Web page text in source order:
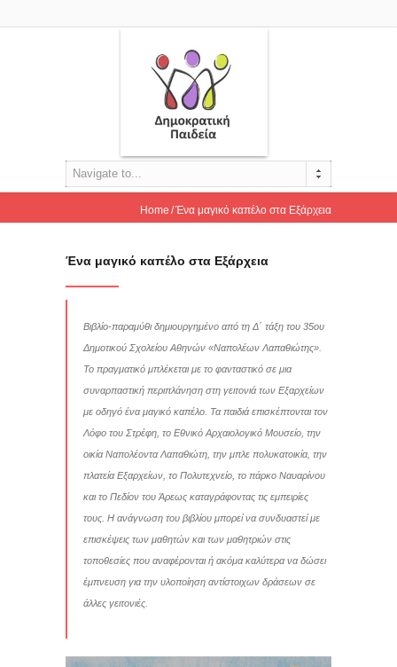
Navigate to...
Home Ένα μαγικό καπέλο στα Εξάρχεια
Ένα μαγικό καπέλο στα Εξάρχεια
Βιβλίο-παραμύθι δημιουργημένο από τη Δ΄ τάξη του 35ου
Δημοτικού Σχολείου Αθηνών «Ναπολέων Λαπαθιώτης».
Το πραγματικό μπλέκεται με το φανταστικό σε μια
συναρπαστική περιπλάνηση στη γειτονιά των Εξαρχείων
με οδηγό ένα μαγικό καπέλο. Τα παιδιά επισκέπτονται τον
Λόφο του Στρέφη, το Εθνικό Αρχαιολογικό Μουσείο, την
οικία Ναπολέοντα Λαπαθιώτη, την μπλε πολυκατοικία, την
πλατεία Εξαρχείων, το Πολυτεχνείο, το πάρκο Ναυαρίνου
και το Πεδίον του Άρεως καταγράφοντας τις εμπειρίες
τους. Η ανάγνωση του βιβλίου μπορεί να συνδυαστεί με
επισκέψεις των μαθητών και των μαθητριών στις
τοποθεσίες που αναφέρονται ή ακόμα καλύτερα να δώσει
έμπνευση για την υλοποίηση αντίστοιχων δράσεων σε
άλλες γειτονιές.